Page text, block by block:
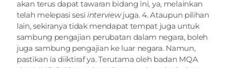
akan terus dapat tawaran bidang ini, ya, melainkan
telah melepasi sesi interview juga. 4. Ataupun pilihan
lain, sekiranya tidak mendapat tempat juga untuk
sambung pengajian perubatan dalam negara, boleh
juga sambung pengajian ke luar negara. Namun,
pastikan ia diiktiraf ya. Terutama oleh badan MQA